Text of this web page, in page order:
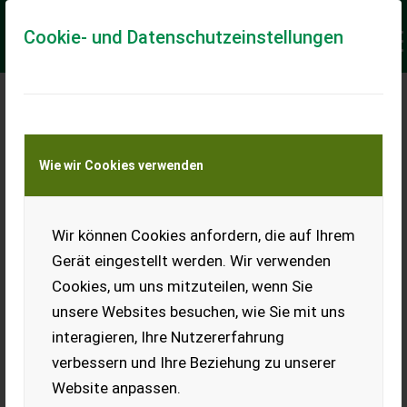
Cookie- und Datenschutzeinstellungen
Wie wir Cookies verwenden
Wir können Cookies anfordern, die auf Ihrem
Gerät eingestellt werden. Wir verwenden
Cookies, um uns mitzuteilen, wenn Sie
unsere Websites besuchen, wie Sie mit uns
interagieren, Ihre Nutzererfahrung
verbessern und Ihre Beziehung zu unserer
Website anpassen.
Meine Transportkostenanfrage
Transport von Land- und Baumaschinen –
KEINE Tiertransporte
Ladeort
Ort